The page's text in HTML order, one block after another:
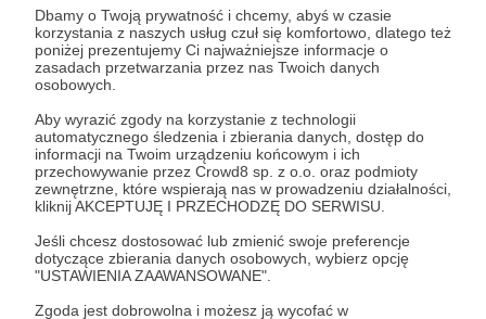
Dbamy o Twoją prywatność i chcemy, abyś w czasie
korzystania z naszych usług czuł się komfortowo, dlatego też
poniżej prezentujemy Ci najważniejsze informacje o
zasadach przetwarzania przez nas Twoich danych
osobowych.
Aby wyrazić zgody na korzystanie z technologii
automatycznego śledzenia i zbierania danych, dostęp do
informacji na Twoim urządzeniu końcowym i ich
przechowywanie przez Crowd8 sp. z o.o. oraz podmioty
zewnętrzne, które wspierają nas w prowadzeniu działalności,
kliknij AKCEPTUJĘ I PRZECHODZĘ DO SERWISU.
Jeśli chcesz dostosować lub zmienić swoje preferencje
dotyczące zbierania danych osobowych, wybierz opcję
"USTAWIENIA ZAAWANSOWANE".
Zgoda jest dobrowolna i możesz ją wycofać w
Aby zobaczyć ten materiał musisz być zalogowany
Zostań Patronem
Zaloguj się
przegląd aktualności ranek Popołudniówka